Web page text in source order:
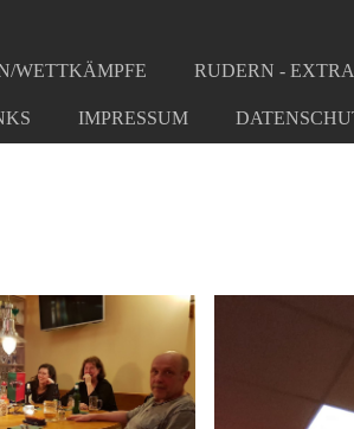
WETTKÄMPFE RUDERN - EXTRA
IMPRESSUM